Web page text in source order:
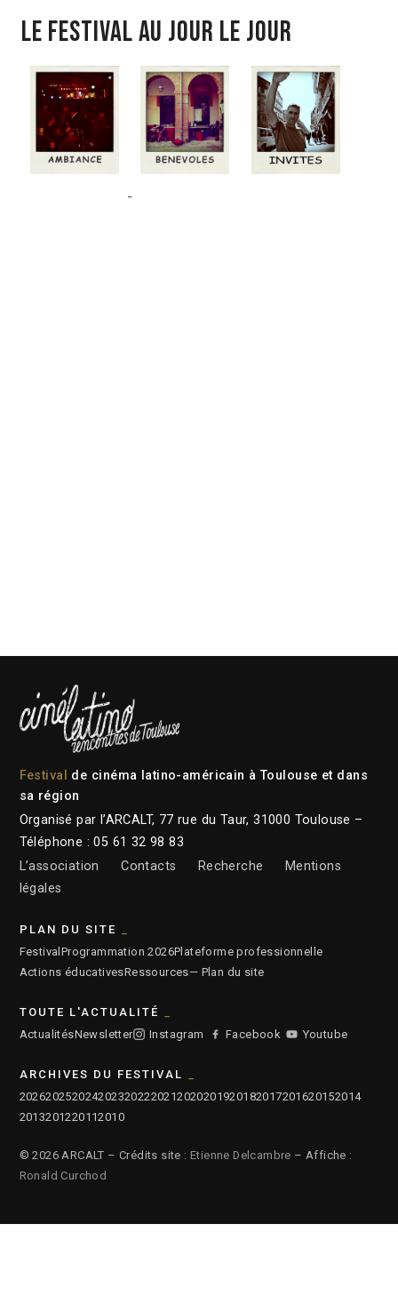
LE FESTIVAL AU JOUR LE JOUR
Festival de cinéma latino-américain à Toulouse et dans
sa région
Organisé par l’ARCALT, 77 rue du Taur, 31000 Toulouse –
Téléphone : 05 61 32 98 83
L’association
Contacts Recherche
Mentions
légales
PLAN DU SITE
Festival Programmation 2026Plateforme professionnelle
Actions éducativesRessources— Plan du site
TOUTE L'ACTUALITÉ
ActualitésNewsletter Instagram Facebook Youtube
ARCHIVES DU FESTIVAL
2026202520242023202220212020201920182017201620152014
2013201220112010
© 2026 ARCALT – Crédits site : Etienne Delcambre – Affiche :
Ronald Curchod